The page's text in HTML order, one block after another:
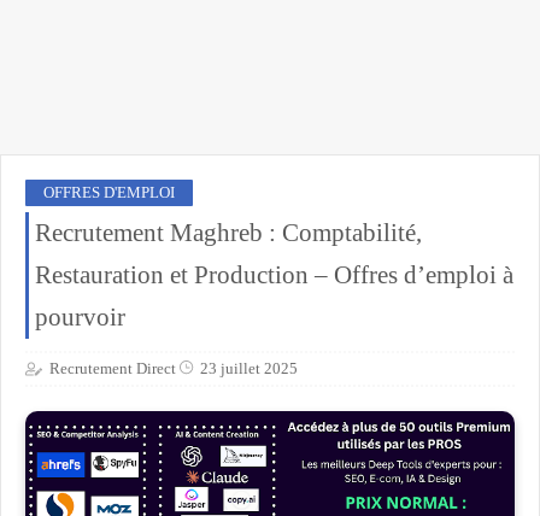
OFFRES D'EMPLOI
Recrutement Maghreb : Comptabilité,
Restauration et Production – Offres d’emploi à
pourvoir
Recrutement Direct 23 juillet 2025